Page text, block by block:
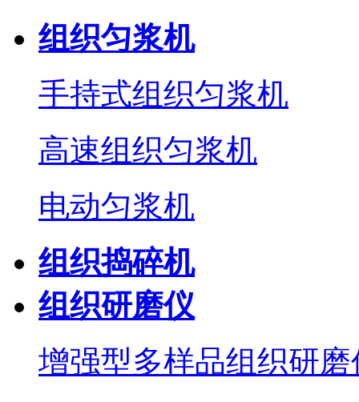
组织匀浆机
手持式组织匀浆机
高速组织匀浆机
电动匀浆机
组织捣碎机
组织研磨仪
增强型多样品组织研磨